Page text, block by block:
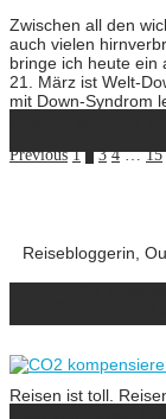
Zwischen all den
auch vielen
bringe ich heute ein
21. März ist Welt-
mit Down-Syndrom
Previous 1 3 4 … 15
Reisebloggerin,
Reisen ist toll.